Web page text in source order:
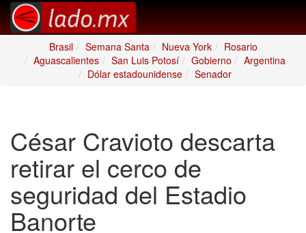
Brasil Semana Santa Nueva York
Rosario
Aguascalientes
San Luis Potosí Gobierno
Argentina
Dólar estadounidense
Senador
César Cravioto descarta
retirar el cerco de
seguridad del Estadio
Banorte